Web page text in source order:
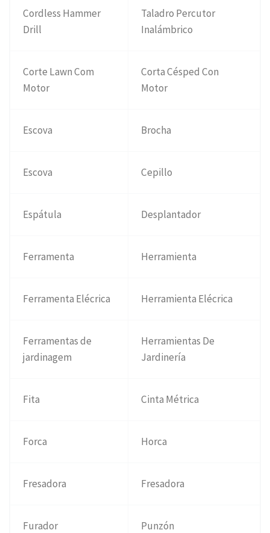
Cordless Hammer
Drill
Taladro Percutor
Inalámbrico
Corte Lawn Com
Motor
Corta Césped Con
Motor
Escova Brocha
Escova Cepillo
Espátula Desplantador
Ferramenta Herramienta
Ferramenta Elécrica Herramienta Elécrica
Ferramentas de
jardinagem
Herramientas De
Jardinería
Fita Cinta Métrica
Forca Horca
Fresadora Fresadora
Furador Punzón